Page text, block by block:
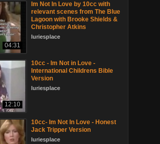
04:31
Im Not In Love by 10cc with
relevant scenes from The Blue
Lagoon with Brooke Shields &
Christopher Atkins
luriesplace
12:10
10cc - Im Not in Love -
International Childrens Bible
Version
luriesplace
10cc- Im Not In Love - Honest
Jack Tripper Version
luriesplace